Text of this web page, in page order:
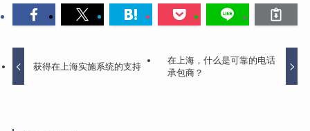
获得在上海实施系统的支持
在上海，什么是可靠的电话
承包商？